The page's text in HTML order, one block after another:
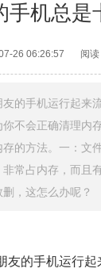
手机总是
26 06:26:57 阅
的手机运行起来
不会正确清理内
的方法。​一：文
常占内存，而且
，这怎么办呢？
友的手机运行